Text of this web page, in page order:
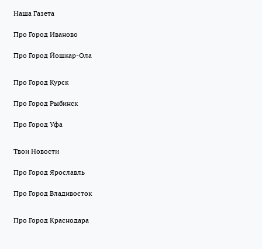
Наша Газета
Про Город Иваново
Про Город Йошкар-Ола
Про Город Курск
Про Город Рыбинск
Про Город Уфа
Твои Новости
Про Город Ярославль
Про Город Владивосток
Про Город Краснодара